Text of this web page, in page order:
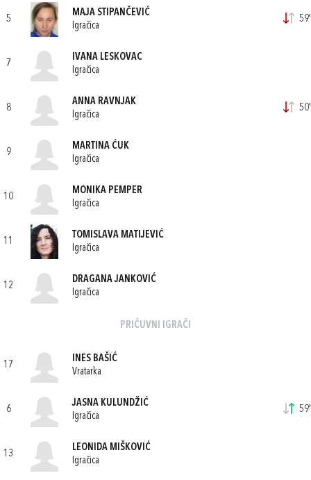
5
MAJA STIPANČEVIĆ
Igračica
59'
7
IVANA LESKOVAC
Igračica
8
ANNA RAVNJAK
Igračica
50'
9
MARTINA ĆUK
Igračica
10
MONIKA PEMPER
Igračica
11
TOMISLAVA MATIJEVIĆ
Igračica
12
DRAGANA JANKOVIĆ
Igračica
PRIČUVNI IGRAČI
17
INES BAŠIĆ
Vratarka
6
JASNA KULUNDŽIĆ
Igračica
59'
13
LEONIDA MIŠKOVIĆ
Igračica